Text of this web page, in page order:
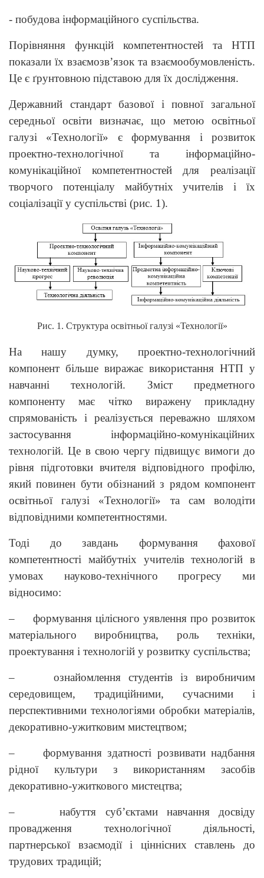
- побудова інформаційного суспільства.
Порівняння функцій компетентностей та НТП
показали їх взаємозв’язок та взаємообумовленість.
Це є ґрунтовною підставою для їх дослідження.
Державний стандарт базової і повної загальної
середньої освіти визначає, що метою освітньої
галузі «Технології» є формування і розвиток
проектно-технологічної та інформаційно-
комунікаційної компетентностей для реалізації
творчого потенціалу майбутніх учителів і їх
соціалізації у суспільстві (рис. 1).
Рис. 1. Структура освітньої галузі «Технології»
На нашу думку, проектно-технологічний
компонент більше виражає використання НТП у
навчанні технологій. Зміст предметного
компоненту має чітко виражену прикладну
спрямованість і реалізується переважно шляхом
застосування інформаційно-комунікаційних
технологій. Це в свою чергу підвищує вимоги до
рівня підготовки вчителя відповідного профілю,
який повинен бути обізнаний з рядом компонент
освітньої галузі «Технології» та сам володіти
відповідними компетентностями.
Тоді до завдань формування фахової
компетентності майбутніх учителів технологій в
умовах науково-технічного прогресу ми
відносимо:
– формування цілісного уявлення про розвиток
матеріального виробництва, роль техніки,
проектування і технологій у розвитку суспільства;
– ознайомлення студентів із виробничим
середовищем, традиційними, сучасними і
перспективними технологіями обробки матеріалів,
декоративно-ужитковим мистецтвом;
– формування здатності розвивати надбання
рідної культури з використанням засобів
декоративно-ужиткового мистецтва;
– набуття суб’єктами навчання досвіду
провадження технологічної діяльності,
партнерської взаємодії і ціннісних ставлень до
трудових традицій;